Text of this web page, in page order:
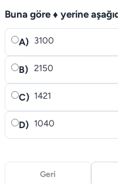
Buna göre ♦ yerine
A) 3100
B) 2150
C) 1421
D) 1040
Geri